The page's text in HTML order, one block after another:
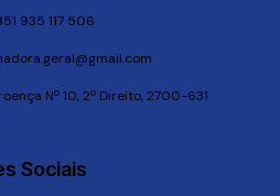
935 117 506
Nº 10, 2º Direito, 2700-631
Sociais